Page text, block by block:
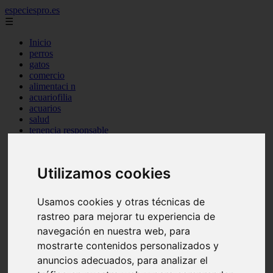
Utilizamos cookies
Usamos cookies y otras técnicas de
rastreo para mejorar tu experiencia de
navegación en nuestra web, para
mostrarte contenidos personalizados y
anuncios adecuados, para analizar el
especiespro.es
☰
Inicio
perros
gatos
comercio
alimentaci n
acuariofilia
acuarios
salud
tenencia responsable
marketing
peque os mam feros
verano
legislaci n
peluquer a
accesorios
peluquer a canina
complementos